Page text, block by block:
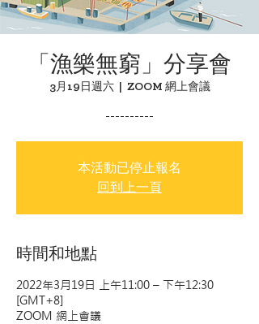
「漁樂無窮」分享會
3月19日週六
  |
ZOOM 網上會議
----------
本活動已停止報名
回到上一頁
時間和地點
2022年3月19日 上午11:00 – 下午12:30
[GMT+8]
ZOOM 網上會議